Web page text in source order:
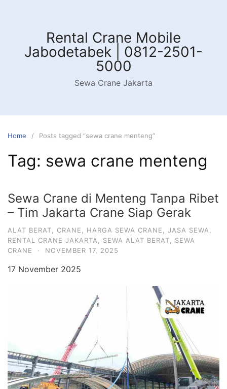
Rental Crane Mobile
Jabodetabek | 0812-2501-
5000
Sewa Crane Jakarta
Home Posts tagged “sewa crane menteng”
Tag: sewa crane menteng
Sewa Crane di Menteng Tanpa Ribet
– Tim Jakarta Crane Siap Gerak
ALAT BERAT CRANE HARGA SEWA CRANE JASA SEWA
RENTAL CRANE JAKARTA
SEWA ALAT BERAT
SEWA
CRANE
· NOVEMBER 17, 2025
17 November 2025